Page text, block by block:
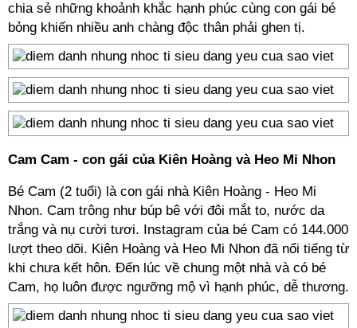
chia sẻ những khoảnh khắc hạnh phúc cùng con gái bé
bỏng khiến nhiều anh chàng độc thân phải ghen tị.
Cam Cam - con gái của Kiên Hoàng và Heo Mi Nhon
Bé Cam (2 tuổi) là con gái nhà Kiên Hoàng - Heo Mi
Nhon. Cam trông như búp bê với đôi mắt to, nước da
trắng và nụ cười tươi. Instagram của bé Cam có 144.000
lượt theo dõi. Kiên Hoàng và Heo Mi Nhon đã nổi tiếng từ
khi chưa kết hôn. Đến lúc về chung một nhà và có bé
Cam, họ luôn được ngưỡng mộ vì hạnh phúc, dễ thương.